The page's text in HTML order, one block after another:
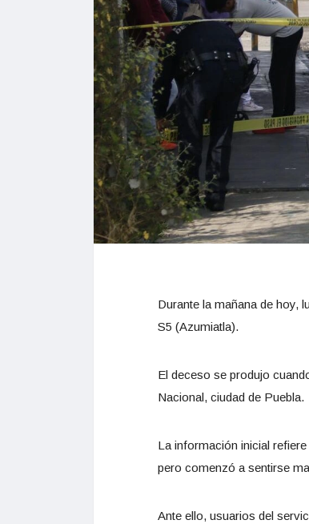
Durante la mañana de hoy,
S5 (Azumiatla).
El deceso se produjo
Nacional, ciudad de Puebla.
La información inicial
pero comenzó a sentirse
Ante ello, usuarios del